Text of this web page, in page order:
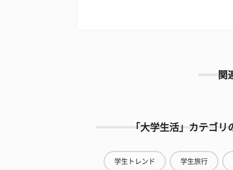
関
「大学生活」カテゴ
学生トレンド 学生旅行